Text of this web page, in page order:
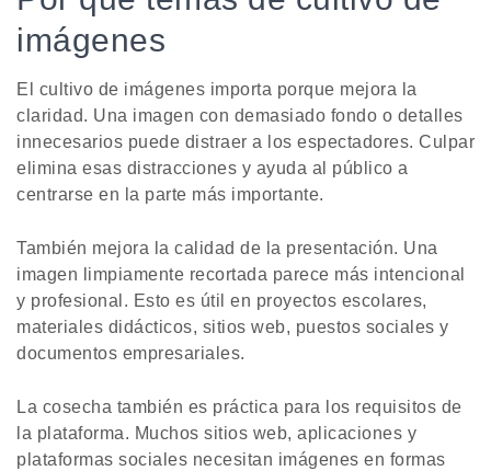
imágenes
El cultivo de imágenes importa porque mejora la
claridad. Una imagen con demasiado fondo o detalles
innecesarios puede distraer a los espectadores. Culpar
elimina esas distracciones y ayuda al público a
centrarse en la parte más importante.
También mejora la calidad de la presentación. Una
imagen limpiamente recortada parece más intencional
y profesional. Esto es útil en proyectos escolares,
materiales didácticos, sitios web, puestos sociales y
documentos empresariales.
La cosecha también es práctica para los requisitos de
la plataforma. Muchos sitios web, aplicaciones y
plataformas sociales necesitan imágenes en formas